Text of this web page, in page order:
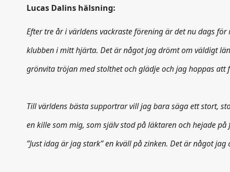
Lucas Dalins hälsning:
Efter tre år i världens vackraste förening är det nu dags
klubben i mitt hjärta. Det är något jag drömt om väldigt
grönvita tröjan med stolthet och glädje och jag hoppas att
Till världens bästa supportrar vill jag bara säga ett stort,
en kille som mig, som själv stod på läktaren och hejade
”Just idag är jag stark” en kväll på zinken. Det är något